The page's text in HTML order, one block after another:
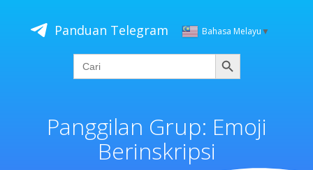
to
content
Panduan Telegram Bahasa Melayu▼
Search
for:
Cari
Panggilan Grup: Emoji
Berinskripsi